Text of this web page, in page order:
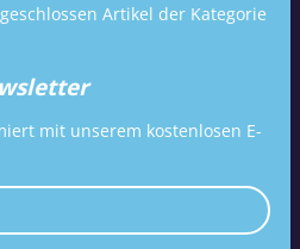
Artikel der Kategorie
mit unserem kostenlosen E-